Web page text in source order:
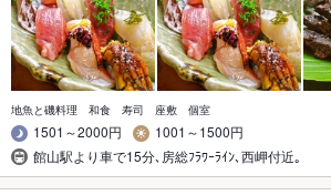
地魚と磯料理 和食 寿司 座敷 個室
1501～2000円
1001～1500円
館山駅より車で15分､房総ﾌﾗﾜｰﾗｲﾝ､西岬付近｡